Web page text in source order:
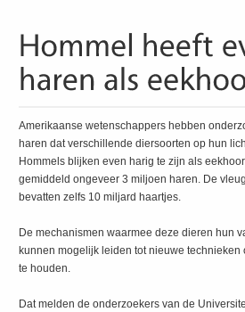
Amerikaanse wetenschappers hebben
haren dat verschillende diersoorten op hun
Hommels blijken even harig te zijn als
gemiddeld ongeveer 3 miljoen haren. De
bevatten zelfs 10 miljard haartjes.
De mechanismen waarmee deze dieren hun
kunnen mogelijk leiden tot nieuwe technieken
te houden.
Dat melden de onderzoekers van de